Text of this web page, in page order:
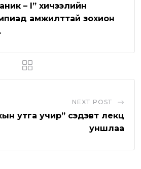
p
p
e
U
a
– I” хичээлийн
амжилттай зохион
NEXT POST
утга учир” сэдэвт лекц
уншлаа